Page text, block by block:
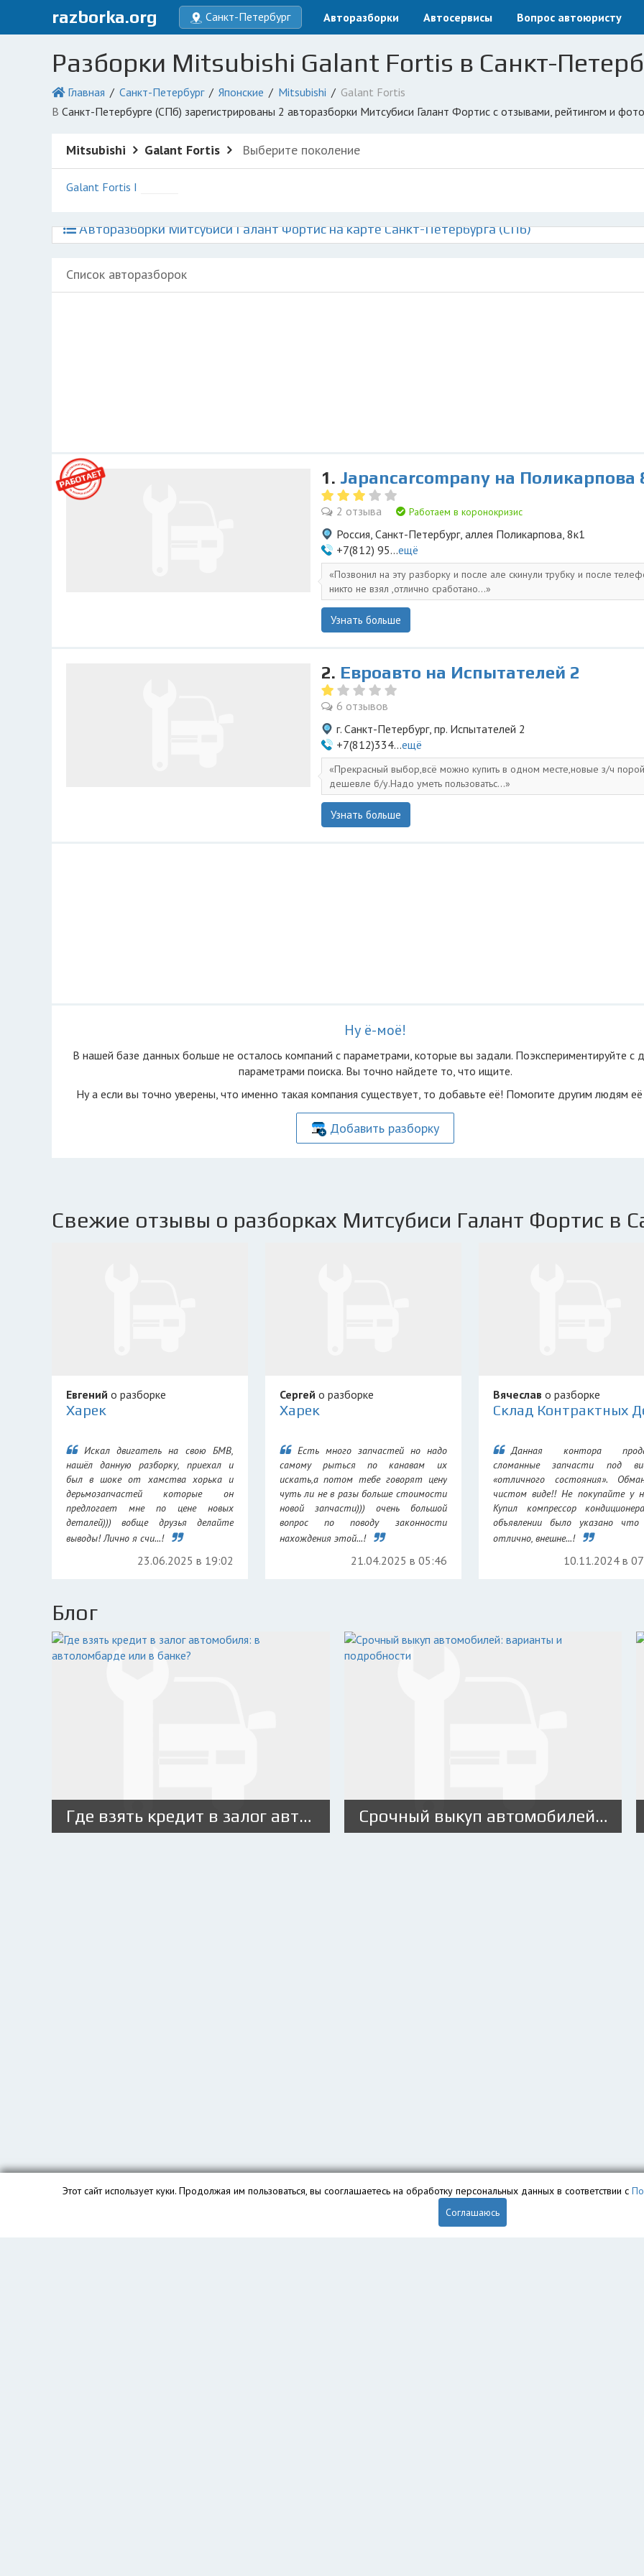
razborka.org Санкт-Петербург Авторазборки Автосервисы Вопрос автоюристу
Разборки Mitsubishi Galant Fortis в Санкт-
Главная Санкт-Петербург Японские Mitsubishi
Galant Fortis
в Санкт-Петербурге (СПб) зарегистрированы 2 авторазборки Митсубиси Галант Фортис с отзывами, рейтингом и
Mitsubishi Galant Fortis Выберите поколение
Galant Fortis I
Авторазборки Митсубиси Галант Фортис на карте Санкт-Петербурга (СПб)
Список авторазборок
1. Japancarcompany на Поликарпова
2 отзыва Работаем в коронокризис
Россия, Санкт-Петербург, аллея Поликарпова, 8к1
+7(812) 95...ещё
Позвонил на эту разборку и после але скинули трубку и после
никто не взял ,отлично сработано...
Узнать больше
2. Евроавто на Испытателей 2
6 отзывов
г. Санкт-Петербург, пр. Испытателей 2
+7(812)334...ещё
Прекрасный выбор,всё можно купить в одном месте,новые з/ч порой
дешевле б/у.Надо уметь пользоватьс...
Узнать больше
Ну ё-моё!
В нашей базе данных больше не осталоcь компаний с параметрами, которые вы задали. Поэкспериментируйте с
параметрами поиска. Вы точно найдете то, что ищите.
Ну а если вы точно уверены, что именно такая компания существует, то добавьте её! Помогите другим людям
Добавить разборку
Свежие отзывы о разборках Митсубиси Галант Фортис в
Евгений о разборке
Харек
Искал двигатель на свою БМВ,
нашёл данную разборку, приехал и
был в шоке от хамства хорька и
дерьмозапчастей которые он
предлогает мне по цене новых
деталей))) вобще друзья делайте
выводы! Лично я счи...!
23.06.2025 в 19:02
Сергей о разборке
Харек
Есть много запчастей но надо
самому рыться по канавам их
искать,а потом тебе говорят цену
чуть ли не в разы больше стоимости
новой запчасти))) очень большой
вопрос по поводу законности
нахождения этой...!
21.04.2025 в 05:46
Вячеслав о разборке
Данная контора
сломанные запчасти под
«отличного состояния».
чистом виде!! Не покупайте у
Купил компрессор
объявлении было указано что
отлично, внешне...!
10.11.2024 в
Блог
Где взять кредит в залог автомобиля: в автоломбарде или в банке? Срочный выкуп автомобилей: варианты и подробности
Этот сайт использует куки. Продолжая им пользоваться, вы сооглашаетесь на обработку персональных данных в соответствии с
Соглашаюсь